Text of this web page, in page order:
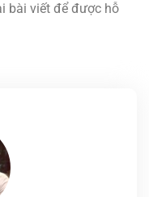
bài viết để được hỗ